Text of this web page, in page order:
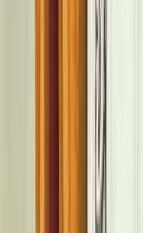
αναγνώστες
ενός μουσουλμάνου
βρέθηκε επίσης
Η έννοια της
της προσωπικής
σε ένα επικό
και Μαίρη